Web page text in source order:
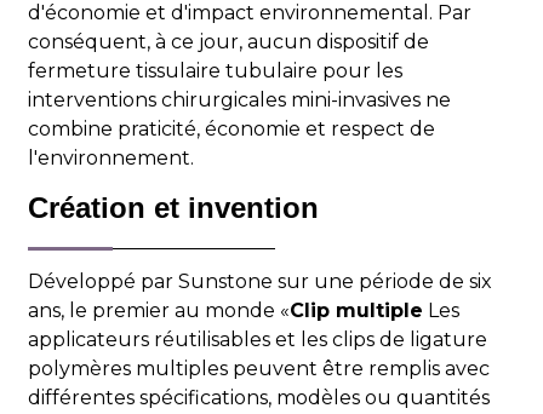
d'économie et d'impact environnemental. Par
conséquent, à ce jour, aucun dispositif de
fermeture tissulaire tubulaire pour les
interventions chirurgicales mini-invasives ne
combine praticité, économie et respect de
l'environnement.
Création et invention
Développé par Sunstone sur une période de six
ans, le premier au monde «Clip multiple Les
applicateurs réutilisables et les clips de ligature
polymères multiples peuvent être remplis avec
différentes spécifications, modèles ou quantités